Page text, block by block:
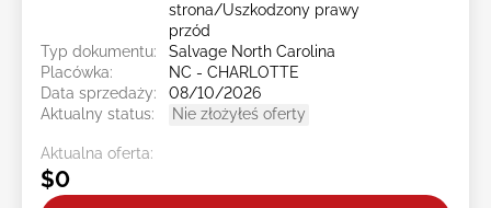
strona/Uszkodzony prawy
przód
Typ dokumentu:
Salvage North Carolina
Placówka:
NC - CHARLOTTE
Data sprzedaży:
08/10/2026
Aktualny status:
Nie złożyłeś oferty
Aktualna oferta:
$0